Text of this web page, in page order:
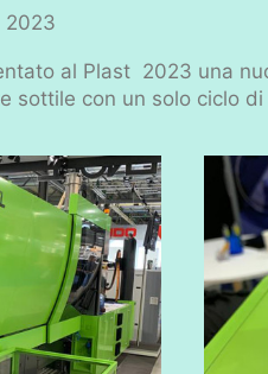
2023
al Plast 2023 una
sottile con un solo ciclo